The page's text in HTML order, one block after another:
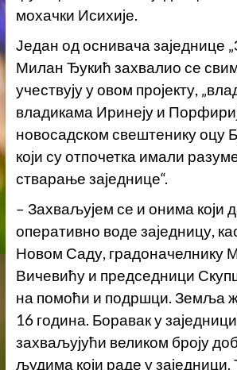
мохачки Исихије.
Један од оснивача заједнице
Милан Ђукић захвалио се
учествују у овом пројекту,
владикама Иринеју и
новосадском свештенику оцу
који су отпочетка имали
стварање заједнице“.
– Захваљујем се и онима који
оперативно воде заједницу,
Новом Саду, градоначелнику
Вичевићу и председници
на помоћи и подршци. Земља
16 година. Боравак у
захваљујући великом броју
људима који раде у заједници.